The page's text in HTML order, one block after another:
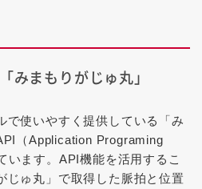
まもりがじゅ丸」
で使いやすく提供している「み
（Application Programing
います。API機能を活用するこ
じゅ丸」で取得した脈拍と位置